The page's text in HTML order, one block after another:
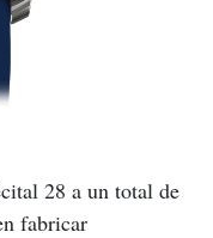
28 a un total de
fabricar